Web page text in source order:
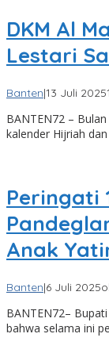
DKM Al
Lestari
Banten|13 Juli 2025
BANTEN72 –
kalender Hijriah
Peringati
Anak
Banten|6 Juli 2025
BANTEN72–
bahwa selama ini